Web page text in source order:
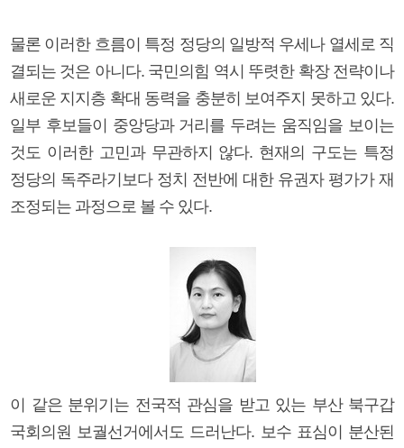
물론 이러한 흐름이 특정 정당의 일방적 우세나 열세로 직
결되는 것은 아니다. 국민의힘 역시 뚜렷한 확장 전략이나
새로운 지지층 확대 동력을 충분히 보여주지 못하고 있다.
일부 후보들이 중앙당과 거리를 두려는 움직임을 보이는
것도 이러한 고민과 무관하지 않다. 현재의 구도는 특정
정당의 독주라기보다 정치 전반에 대한 유권자 평가가 재
조정되는 과정으로 볼 수 있다.
이 같은 분위기는 전국적 관심을 받고 있는 부산 북구갑
국회의원 보궐선거에서도 드러난다. 보수 표심이 분산된